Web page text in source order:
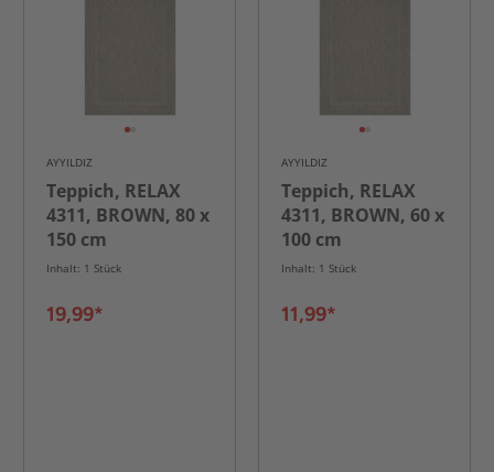
AYYILDIZ
Teppich, RELAX
4311, BROWN, 80 x
150 cm
Inhalt: 1 Stück
19,99*
AYYILDIZ
Teppich, RELAX
4311, BROWN, 60 x
100 cm
Inhalt: 1 Stück
11,99*